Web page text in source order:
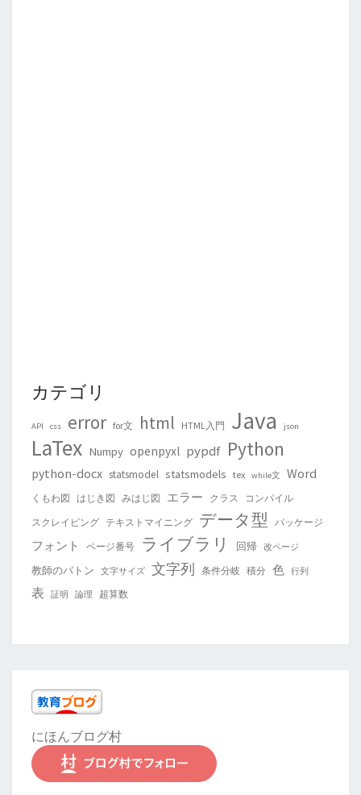
カテゴリ
API css error for文 html HTML入門 Java json
LaTex Numpy openpyxl pypdf Python
python-docx statsmodel statsmodels tex while文 Word
くもわ図 はじき図 みはじ図 エラー クラス
コンパイル
スクレイピング テキストマイニング データ型 パッケージ
フォント ページ番号 ライブラリ 回帰 改ページ
教師のバトン 文字サイズ 文字列 条件分岐 積分 色 行列
表 証明 論理 超算数
にほんブログ村